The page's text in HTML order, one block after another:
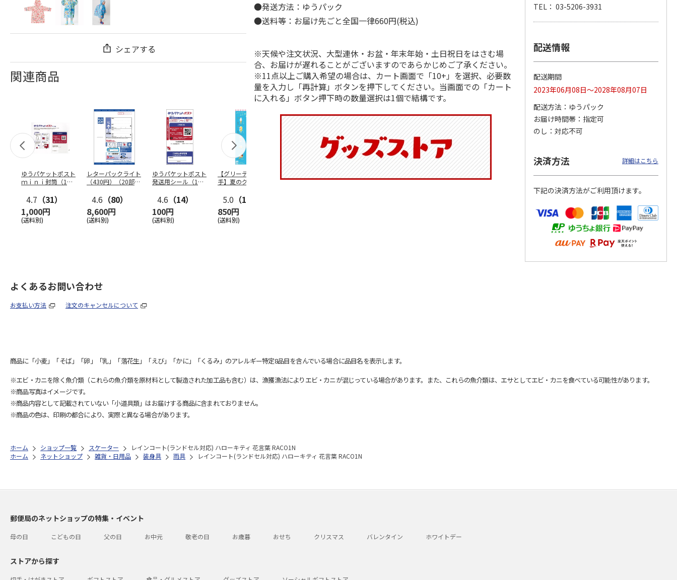
シェアする
関連商品
ゆうパケットポスト
ｍｉｎｉ封筒（1個
4.7 （31）
1,000円
(送料別)
レターパックライト
（430円）（20部セ
4.6 （80）
8,600円
(送料別)
ゆうパケットポスト
発送用シール（1個
4.6 （14）
100円
(送料別)
【グリーティング切
手】夏のグリーティ
5.0 （10）
850円
(送料別)
【グリーティング切
手】夏のグリーティ
レターパックプラス
（600円）（20部セ
＜お中元＞新つぶら
なオールスターズ
【グリーティング切
手】ハッピーグリー
【グリーティング切
（シンプル）（110
5,500円
(送料別)
【のり式】110円普
ート100枚）
11,000円
(送料別)
●発送方法：ゆうパック
●送料等：お届け先ごと全国一律660円(税込)
※天候や注文状況、大型連休・お盆・年末年始・土日祝日をはさむ場
合、お届けが遅れることがございますのであらかじめご了承ください。
※11点以上ご購入希望の場合は、カート画面で「10+」を選択、必要数
量を入力し「再計算」ボタンを押下してください。当画面での「カート
に入れる」ボタン押下時の数量選択は1個で結構です。
TEL： 03-5206-3931
配送情報
配送期間
2023年06月08日～2028年08月07日
配送方法
ゆうパック
お届け時間帯
指定可
のし
対応不可
決済方法 詳細はこちら
下記の決済方法がご利用頂けます。
よくあるお問い合わせ
お支払い方法 注文のキャンセルについて
商品に「小麦」「そば」「卵」「乳」「落花生」「えび」「かに」「くるみ」のアレルギー特定8品目を含んでいる場合に品目名を表示します。
※エビ・カニを除く魚介類（これらの魚介類を原材料として製造された加工品も含む）は、漁獲漁法によりエビ・カニが混じっている場合があります。また、これらの魚介類は、エサとしてエビ・カニを食べている可能性があります。
※商品写真はイメージです。
※商品内容として記載されていない「小道具類」はお届けする商品に含まれておりません。
※商品の色は、印刷の都合により、実際と異なる場合があります。
ホーム ショップ一覧 スケーター
レインコート(ランドセル対応) ハローキティ 花言葉 RACO1N
ホーム
ネットショップ 雑貨・日用品 装身具 雨具 レインコート(ランドセル対応) ハローキティ 花言葉 RACO1N
郵便局のネットショップの特集・イベント
母の日 こどもの日 父の日 お中元 敬老の日 お歳暮 おせち クリスマス バレンタイン ホワイトデー
ストアから探す